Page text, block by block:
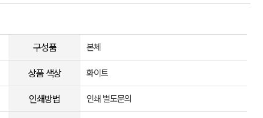
구성품 본체
상품 색상 화이트
인쇄방법 인쇄 별도문의